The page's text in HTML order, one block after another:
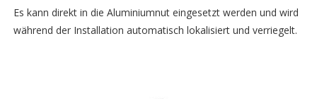
Es kann direkt in die Aluminiumnut eingesetzt werden und wird
während der Installation automatisch lokalisiert und verriegelt.